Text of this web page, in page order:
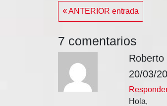
Navegación
de
entradas
ANTERIOR entrada
7 comentarios
Roberto
20/03/
Hola,